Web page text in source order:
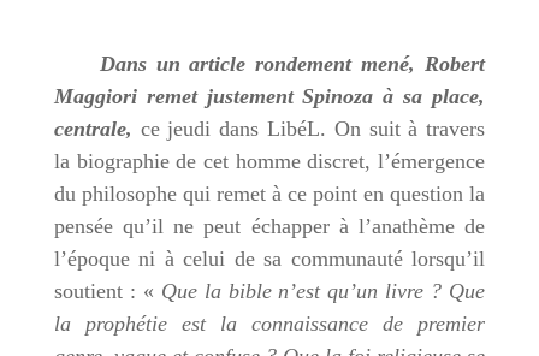
Dans un article rondement mené, Robert
Maggiori remet justement Spinoza à sa place,
centrale, ce jeudi dans LibéL. On suit à travers
la biographie de cet homme discret, l’émergence
du philosophe qui remet à ce point en question la
pensée qu’il ne peut échapper à l’anathème de
l’époque ni à celui de sa communauté lorsqu’il
soutient : « Que la bible n’est qu’un livre ? Que
la prophétie est la connaissance de premier